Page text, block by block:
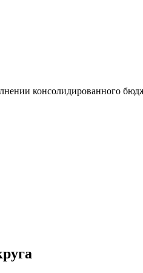
консолидированного